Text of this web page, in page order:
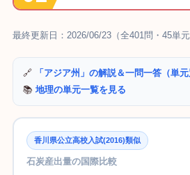
最終更新日：2026/06/23（全401問・45単元
🔗
「アジア州」の解説＆一問一答（単元
📚 地理の単元一覧を見る
香川県公立高校入試(2016)類似
石炭産出量の国際比較